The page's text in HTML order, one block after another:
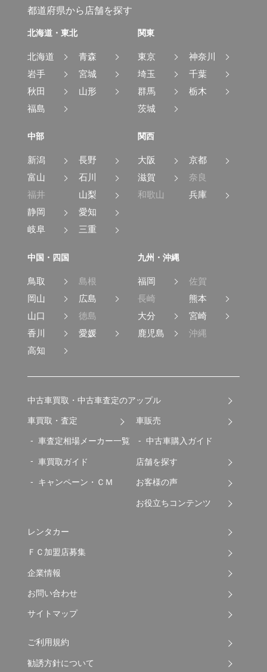
都道府県から店舗を探す
北海道・東北
北海道
青森
岩手
宮城
秋田
山形
福島
関東
東京
神奈川
埼玉
千葉
群馬
栃木
茨城
中部
新潟
長野
富山
石川
福井
山梨
静岡
愛知
岐阜
三重
関西
大阪
京都
滋賀
奈良
和歌山
兵庫
中国・四国
鳥取
島根
岡山
広島
山口
徳島
香川
愛媛
高知
九州・沖縄
福岡
佐賀
長崎
熊本
大分
宮崎
鹿児島
沖縄
中古車買取・中古車査定のアップル
車買取・査定
車査定相場メーカー一覧
車買取ガイド
キャンペーン・ＣＭ
車販売
中古車購入ガイド
店舗を探す
お客様の声
お役立ちコンテンツ
レンタカー
ＦＣ加盟店募集
企業情報
お問い合わせ
サイトマップ
ご利用規約
勧誘方針について